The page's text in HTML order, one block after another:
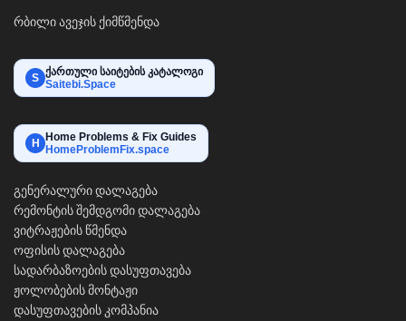
რბილი ავეჯის ქიმწმენდა
S ქართული საიტების კატალოგი
Saitebi.Space
H Home Problems & Fix Guides
HomeProblemFix.space
გენერალური დალაგება
რემონტის შემდგომი დალაგება
ვიტრაჟების წმენდა
ოფისის დალაგება
სადარბაზოების დასუფთავება
ჟოლობების მონტაჟი
დასუფთავების კომპანია